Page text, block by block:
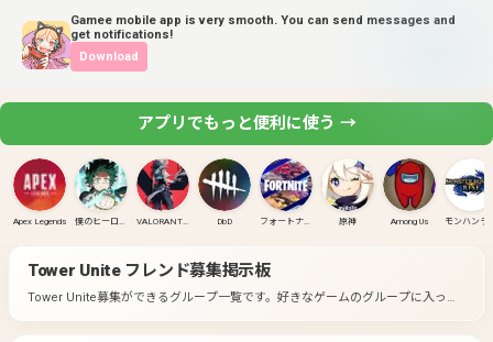
Gamee mobile app is very smooth. You can send messages and
get notifications!
Download
アプリでもっと便利に使う →
Apex Legends 僕のヒーローアカデミア ULTRA RUMBLE VALORANT(PC) DbD フォートナイト 原神 Among Us
Tower Uniteフレンド募集掲示板
Tower Unite募集ができるグループ一覧です。 好きなゲームのグループに入って